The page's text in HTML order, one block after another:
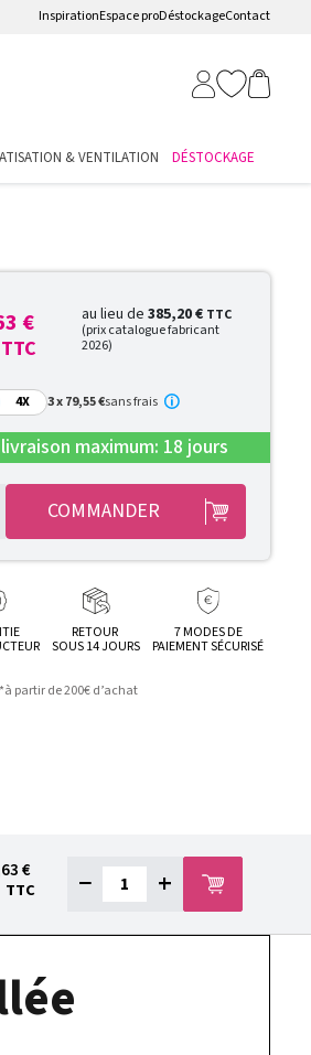
InspirationEspace proDéstockageContact
& VENTILATION DÉSTOCKAGE
€
TTC
au lieu de 385,20 € TTC
(prix catalogue fabricant
2026)
4X 3 x 79,55 €sans frais
maximum: 18 jours
COMMANDER
RETOUR
SOUS 14 JOURS
7 MODES DE
PAIEMENT SÉCURISÉ
*à partir de 200€ d’achat
€
TTC
− +